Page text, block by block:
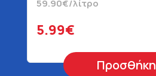
59.90€/λίτρο
5.99€
Προσθήκη